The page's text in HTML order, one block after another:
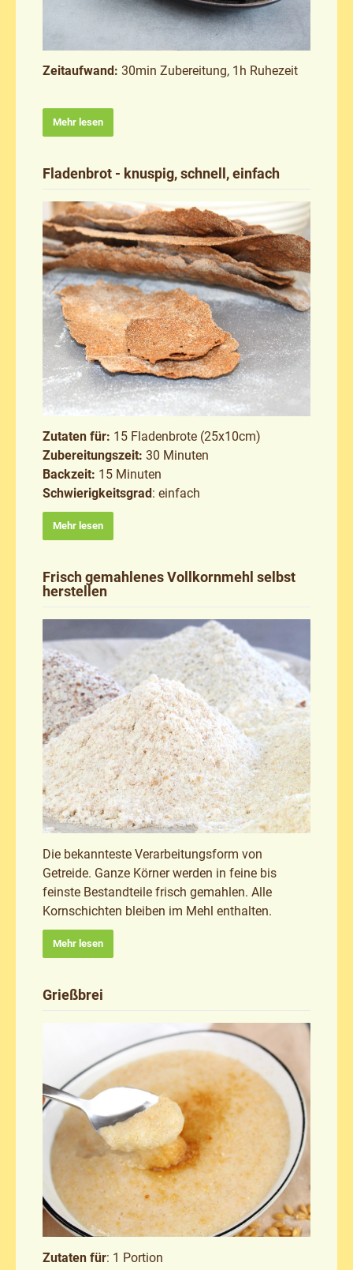
Zeitaufwand:30min Zubereitung, 1h Ruhezeit
Mehr lesen
Fladenbrot - knuspig, schnell, einfach
Zutaten für: 15 Fladenbrote (25x10cm)
Zubereitungszeit: 30 Minuten
Backzeit: 15 Minuten
Schwierigkeitsgrad: einfach
Mehr lesen
Frisch gemahlenes Vollkornmehl selbst
herstellen
Die bekannteste Verarbeitungsform von
Getreide. Ganze Körner werden in feine bis
feinste Bestandteile frisch gemahlen. Alle
Kornschichten bleiben im Mehl enthalten.
Mehr lesen
Grießbrei
Zutaten für: 1 Portion